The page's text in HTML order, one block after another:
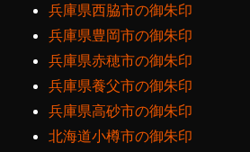
兵庫県西脇市の御朱印
兵庫県豊岡市の御朱印
兵庫県赤穂市の御朱印
兵庫県養父市の御朱印
兵庫県高砂市の御朱印
北海道小樽市の御朱印